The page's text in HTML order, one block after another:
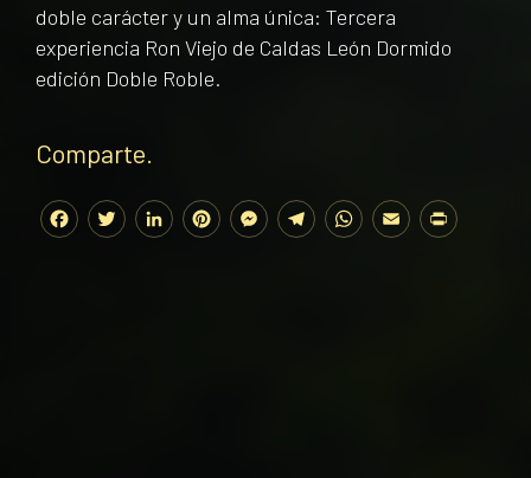
doble carácter y un alma única: Tercera
experiencia Ron Viejo de Caldas León Dormido
edición Doble Roble.
Comparte.
FacebookTwitterLinkedInPinterestMessengerTelegramWhatsApp
Email